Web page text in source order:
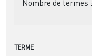
Nombre de termes :
TERME